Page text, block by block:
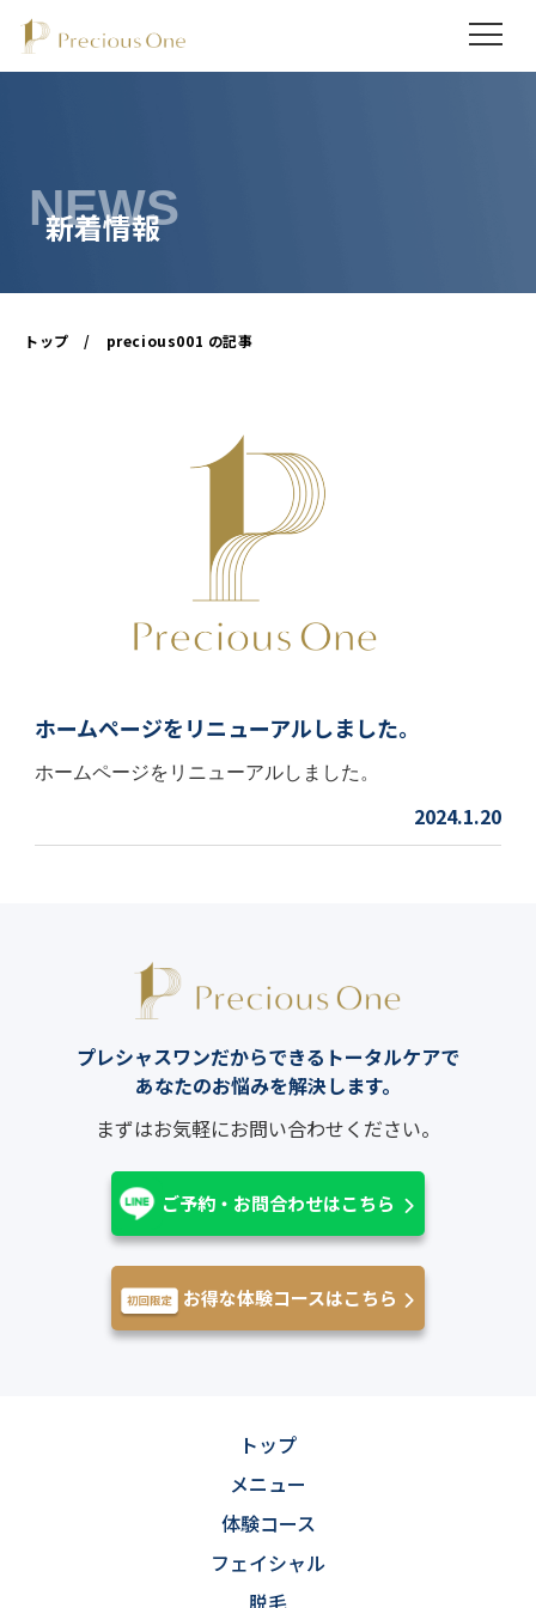
NEWS
トップ / precious001 の記事
ホームページをリニューアルしました。
ホームページをリニューアルしました。
2024.1.20
プレシャスワンだからできるトータルケアで
あなたのお悩みを解決します。
まずはお気軽にお問い合わせください。
ご予約・お問合わせはこちら
お得な体験コースはこちら
トップ
メニュー
体験コース
フェイシャル